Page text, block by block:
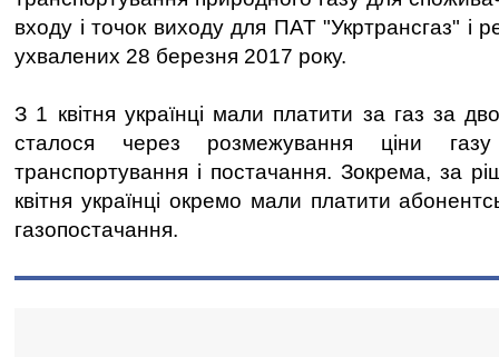
входу і точок виходу для ПАТ "Укртрансгаз" і
ухвалених 28 березня 2017 року.
З 1 квітня українці мали платити за газ за
сталося через розмежування ціни
транспортування і постачання. Зокрема, за
квітня українці окремо мали платити
газопостачання.